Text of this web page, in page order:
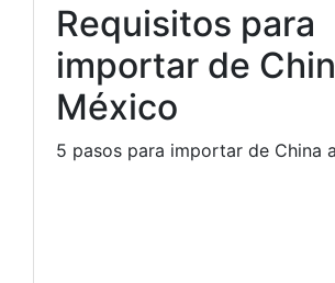
Requisitos para
importar de
México
5 pasos para importar de China